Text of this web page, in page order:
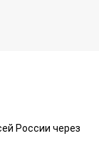
России через